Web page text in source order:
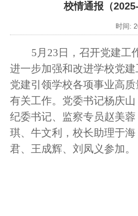
校情通报（2025-
时间:
5月 23 日，召开党建工
进一步加强和改进学校党
党建引领学校各项事业高
有关工作。党委书记杨庆山
纪委书记、监察专员赵美
琪、牛文利，校长助理于
君、王成辉、刘凤义参加。